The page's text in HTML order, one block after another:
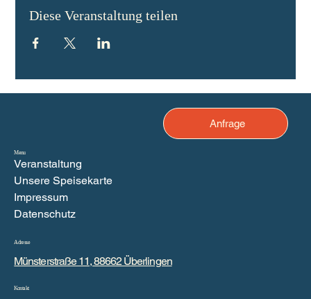
Diese Veranstaltung teilen
Anfrage
Menu
Veranstaltung
Unsere Speisekarte
Impressum
Datenschutz
Adresse
Münsterstraße 11, 88662 Überlingen
Kontakt